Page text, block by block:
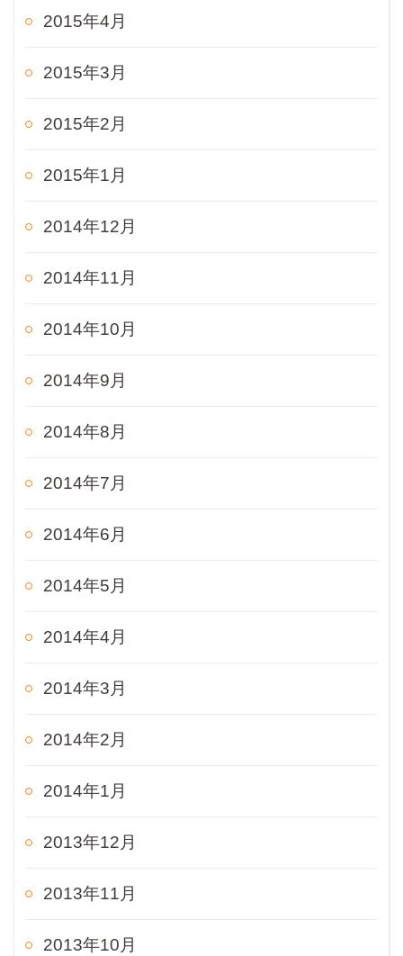
2015年4月
2015年3月
2015年2月
2015年1月
2014年12月
2014年11月
2014年10月
2014年9月
2014年8月
2014年7月
2014年6月
2014年5月
2014年4月
2014年3月
2014年2月
2014年1月
2013年12月
2013年11月
2013年10月